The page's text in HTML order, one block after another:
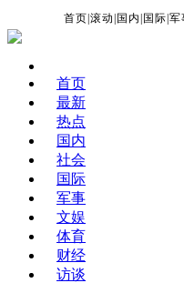
首页 |滚动 国内 国际 |军
首页
最新
热点
国内
社会
国际
军事
文娱
体育
财经
访谈